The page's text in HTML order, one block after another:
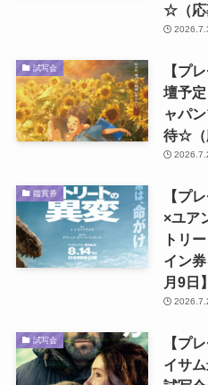
☆（応
試写会
【プ
壇予
ャパ
待☆（
鑑賞券
【プ
×ユア
トリ
イン
月9日】
試写会
【プ
イサ